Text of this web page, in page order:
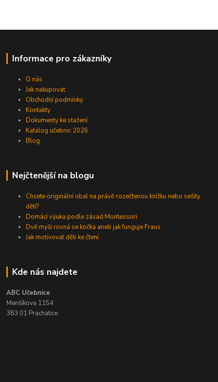
Informace pro zákazníky
O nás
Jak nakupovat
Obchodní podmínky
Kontakty
Dokumenty ke stažení
Katalog učebnic 2026
Blog
Nejčtenější na blogu
Chcete originální obal na právě rozečtenou knížku nebo sešity
dětí?
Domácí výuka podle zásad Montessori
Dvě myši rovná se kočka aneb jak funguje Fraus
Jak motivovat děti ke čtení
Kde nás najdete
ABC Učebnice
Menšíkova 1154
383 01 Prachatice